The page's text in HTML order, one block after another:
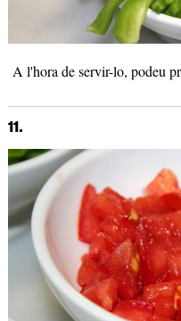
A l'hora de servir-lo, podeu
11.